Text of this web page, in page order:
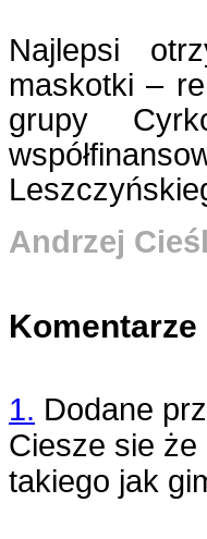
Najlepsi
maskotki –
grupy
Andrzej
Komentarze
1. Dodane
Ciesze sie
takiego jak